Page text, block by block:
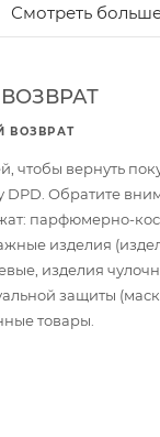
Смотреть
ВОЗВРАТ
чтобы вернуть
DPD. Обратите
парфюмерно-
изделия
изделия
защиты
товары.